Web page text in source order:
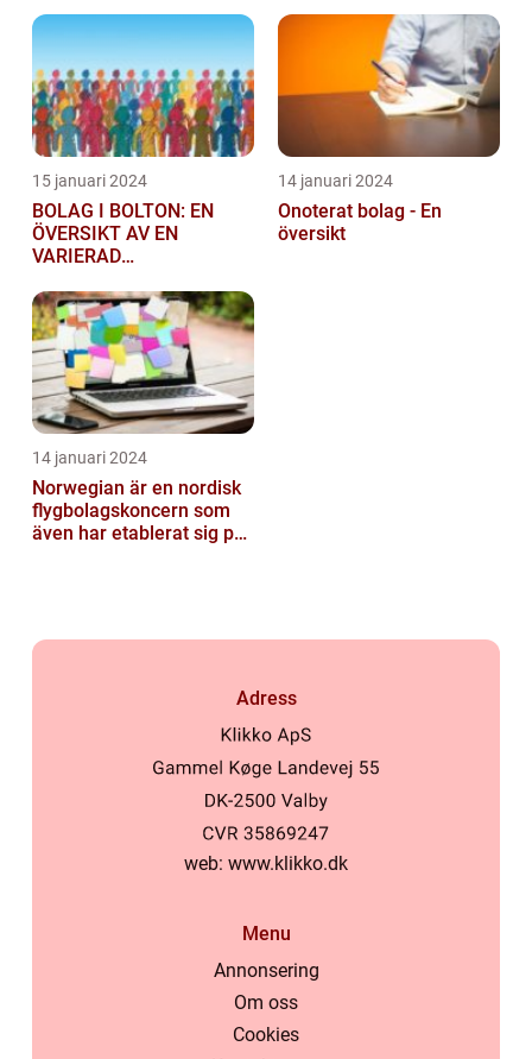
15 januari 2024
BOLAG I BOLTON: EN
ÖVERSIKT AV EN
VARIERAD
14 januari 2024
Onoterat bolag - En
översikt
14 januari 2024
Norwegian är en nordisk
flygbolagskoncern som
även har etablerat sig på
Adress
web: www.klikko.dk
Menu
Annonsering
Om oss
Cookies